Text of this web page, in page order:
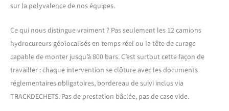
sur la polyvalence de nos équipes.
Ce qui nous distingue vraiment ? Pas seulement les 12 camions
hydrocureurs géolocalisés en temps réel ou la tête de curage
capable de monter jusqu’à 800 bars. C’est surtout cette façon de
travailler : chaque intervention se clôture avec les documents
réglementaires obligatoires, bordereau de suivi inclus via
TRACKDECHETS. Pas de prestation bâclée, pas de case vide.